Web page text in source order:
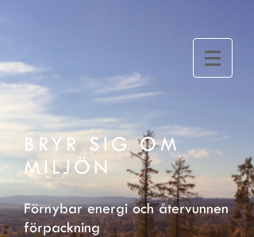
BRYR SIG OM
MILJÖN
Förnybar energi och återvunnen
förpackning